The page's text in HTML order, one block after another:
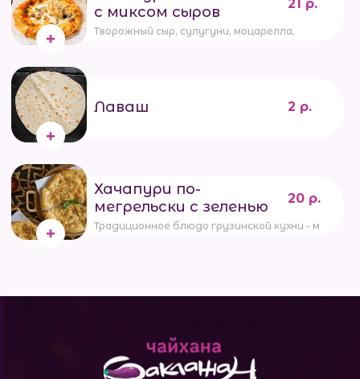
с миксом сыров
21 р.
Творожный сыр, сулугуни, моцарелла,
Лаваш 2 р.
Хачапури по-
мегрельски с зеленью
20 р.
Традиционное блюдо грузинской кухни - мучная